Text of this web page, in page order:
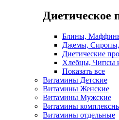
Диетическое
Блины,
Джемы, Сиропы,
Диетические
Хлебцы, Чипсы
Показать все
Витамины Детские
Витамины Женские
Витамины Мужские
Витамины
Витамины отдельные